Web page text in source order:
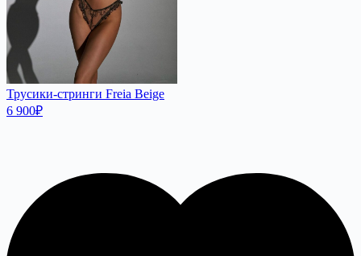
Трусики-стринги Freia Beige
6 900₽